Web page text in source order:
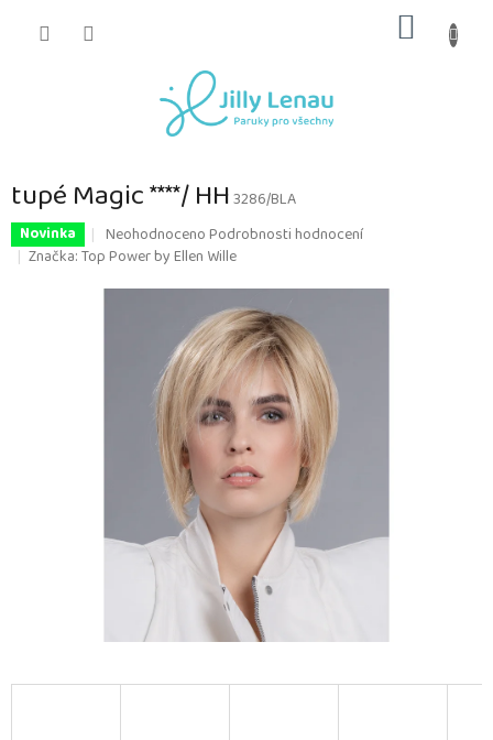
KOŠÍK
tupé Magic ****/ HH3286/BLA
Novinka
Průměrné
hodnocení
je
hvězdiček.
NeohodnocenoPodrobnosti hodnocení
Značka:Top Power by Ellen Wille